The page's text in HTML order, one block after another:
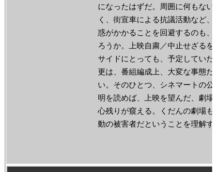
になったはずだ。周囲に何もな
く、街宣車による抗議活動など
惑がかかることを回避するのも
ろうか。上映自粛／中止せざる
サイドにとっても、予定してい
更は、番組編成上、大変な事態だ
い。そのひとつ、シネマートの
明を読めば、上映を望んだ、劇
心残りが窺える。くだんの劇場
動の被害者だということを理解